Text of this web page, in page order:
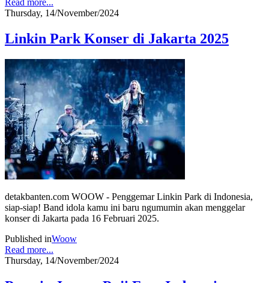
Read more...
Thursday, 14/November/2024
Linkin Park Konser di Jakarta 2025
detakbanten.com WOOW - Penggemar Linkin Park di Indonesia,
siap-siap! Band idola kamu ini baru ngumumin akan menggelar
konser di Jakarta pada 16 Februari 2025.
Published inWoow
Read more...
Thursday, 14/November/2024